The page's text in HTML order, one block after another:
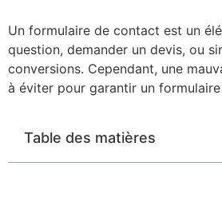
Un formulaire de contact est un
question, demander un devis, ou
conversions. Cependant, une
à éviter pour garantir un
Table des matières